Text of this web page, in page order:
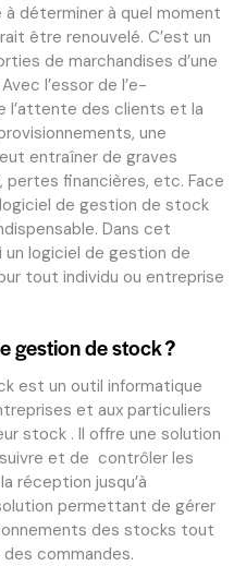
déterminer à quel moment
être renouvelé. C’est un
de marchandises d’une
l’essor de l’e-
l’attente des clients et la
une
entraîner de graves
financières, etc. Face
logiciel de gestion de stock
Dans cet
logiciel de gestion de
tout individu ou entreprise
gestion de stock ?
est un outil informatique
et aux particuliers
stock . Il offre une solution
et de contrôler les
réception jusqu’à
permettant de gérer
des stocks tout
commandes.